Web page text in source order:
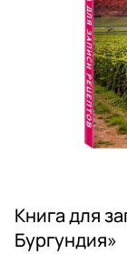
Книга для
Бургундия»